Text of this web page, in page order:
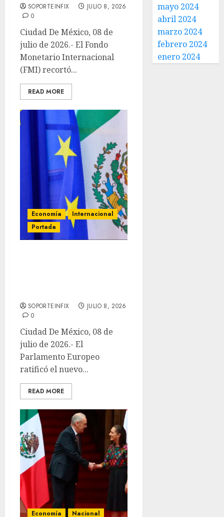
SOPORTEINFIX
JULIO 8, 2026
0
Ciudad De México, 08 de
julio de 2026.- El Fondo
Monetario Internacional
(FMI) recortó...
READ MORE
Economía
Internacional
Portada
SOPORTEINFIX
JULIO 8, 2026
0
Ciudad De México, 08 de
julio de 2026.- El
Parlamento Europeo
ratificó el nuevo...
READ MORE
Economía Nacional
mayo 2024
abril 2024
marzo 2024
febrero 2024
enero 2024